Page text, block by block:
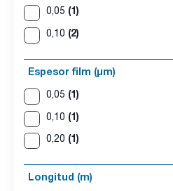
0,05 (1)
0,10 (2)
Espesor film (µm)
0,05 (1)
0,10 (1)
0,20 (1)
Longitud (m)